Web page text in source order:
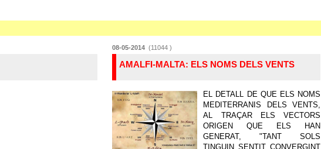
08-05-2014 (11044 )
AMALFI-MALTA: ELS NOMS DELS VENTS
EL DETALL DE QUE ELS NOMS
MEDITERRANIS DELS VENTS,
AL TRAÇAR ELS VECTORS
ORIGEN QUE ELS HAN
GENERAT, "TANT SOLS
TINGUIN SENTIT CONVERGINT